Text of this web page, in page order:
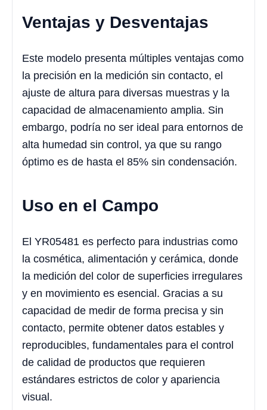
Ventajas y Desventajas
Este modelo presenta múltiples ventajas como
la precisión en la medición sin contacto, el
ajuste de altura para diversas muestras y la
capacidad de almacenamiento amplia. Sin
embargo, podría no ser ideal para entornos de
alta humedad sin control, ya que su rango
óptimo es de hasta el 85% sin condensación.
Uso en el Campo
El YR05481 es perfecto para industrias como
la cosmética, alimentación y cerámica, donde
la medición del color de superficies irregulares
y en movimiento es esencial. Gracias a su
capacidad de medir de forma precisa y sin
contacto, permite obtener datos estables y
reproducibles, fundamentales para el control
de calidad de productos que requieren
estándares estrictos de color y apariencia
visual.